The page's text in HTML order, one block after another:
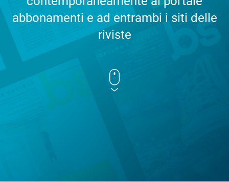
abbonamenti e ad entrambi i siti delle
riviste